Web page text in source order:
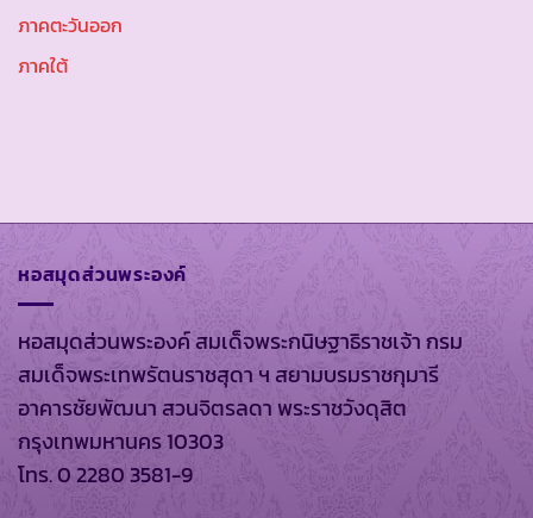
ภาคตะวันออก
ภาคใต้
หอสมุดส่วนพระองค์
หอสมุดส่วนพระองค์ สมเด็จพระกนิษฐาธิราชเจ้า กรม
สมเด็จพระเทพรัตนราชสุดา ฯ สยามบรมราชกุมารี
อาคารชัยพัฒนา สวนจิตรลดา พระราชวังดุสิต
กรุงเทพมหานคร 10303
โทร. 0 2280 3581-9